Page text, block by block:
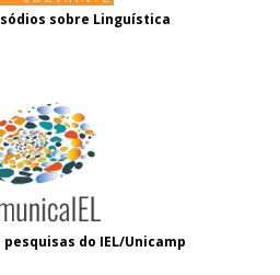
sobre Linguística
do IEL/Unicamp